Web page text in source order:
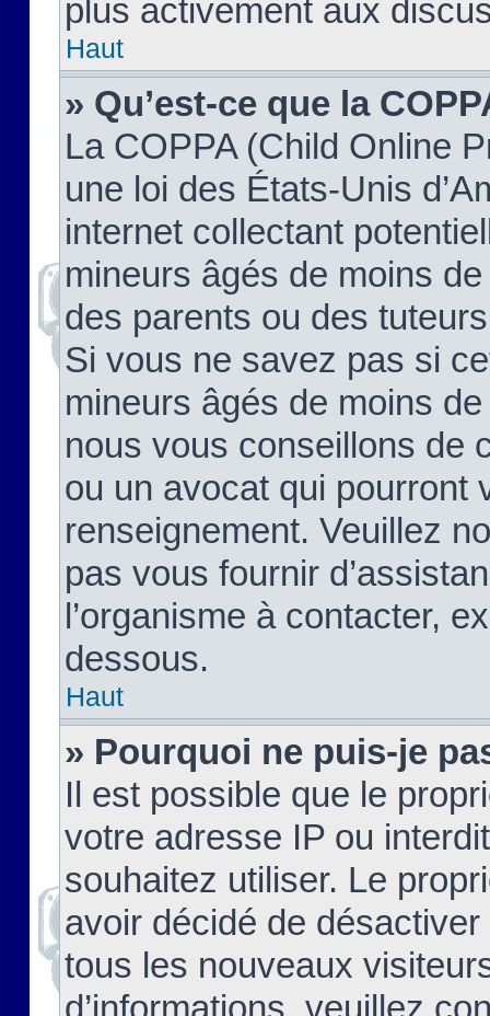
plus activement aux
Haut
» Qu’est-ce que la
La COPPA (Child Online
une loi des États-Unis
internet collectant
mineurs âgés de moins
des parents ou des
Si vous ne savez pas si
mineurs âgés de moins
nous vous conseillons de
ou un avocat qui pourront
renseignement. Veuillez
pas vous fournir
l’organisme à contacter,
dessous.
Haut
» Pourquoi ne puis-je
Il est possible que le
votre adresse IP ou
souhaitez utiliser. Le
avoir décidé de
tous les nouveaux
d’informations, veuillez